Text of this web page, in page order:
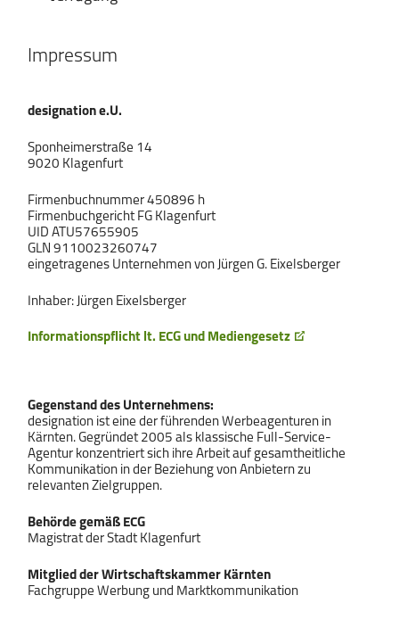
Impressum
designation e.U.
Sponheimerstraße 14
9020 Klagenfurt
Firmenbuchnummer 450896 h
Firmenbuchgericht FG Klagenfurt
UID ATU57655905
GLN 9110023260747
eingetragenes Unternehmen von Jürgen G. Eixelsberger
Inhaber: Jürgen Eixelsberger
Informationspflicht lt. ECG und Mediengesetz
Gegenstand des Unternehmens:
designation ist eine der führenden Werbeagenturen in
Kärnten. Gegründet 2005 als klassische Full-Service-
Agentur konzentriert sich ihre Arbeit auf gesamtheitliche
Kommunikation in der Beziehung von Anbietern zu
relevanten Zielgruppen.
Behörde gemäß ECG
Magistrat der Stadt Klagenfurt
Mitglied der Wirtschaftskammer Kärnten
Fachgruppe Werbung und Marktkommunikation